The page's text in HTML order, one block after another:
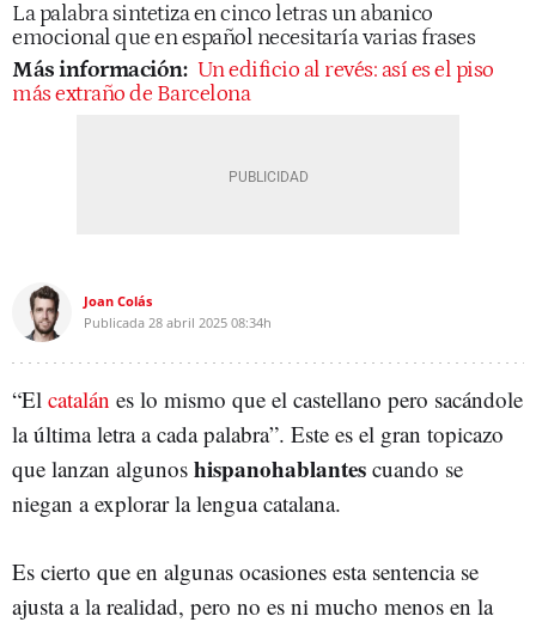
La palabra sintetiza en cinco letras un abanico
emocional que en español necesitaría varias frases
Más información: Un edificio al revés: así es el piso
más extraño de Barcelona
Joan Colás
Publicada 28 abril 2025 08:34h
“El catalán es lo mismo que el castellano pero sacándole
la última letra a cada palabra”. Este es el gran topicazo
que lanzan algunos hispanohablantes cuando se
niegan a explorar la lengua catalana.
Es cierto que en algunas ocasiones esta sentencia se
ajusta a la realidad, pero no es ni mucho menos en la